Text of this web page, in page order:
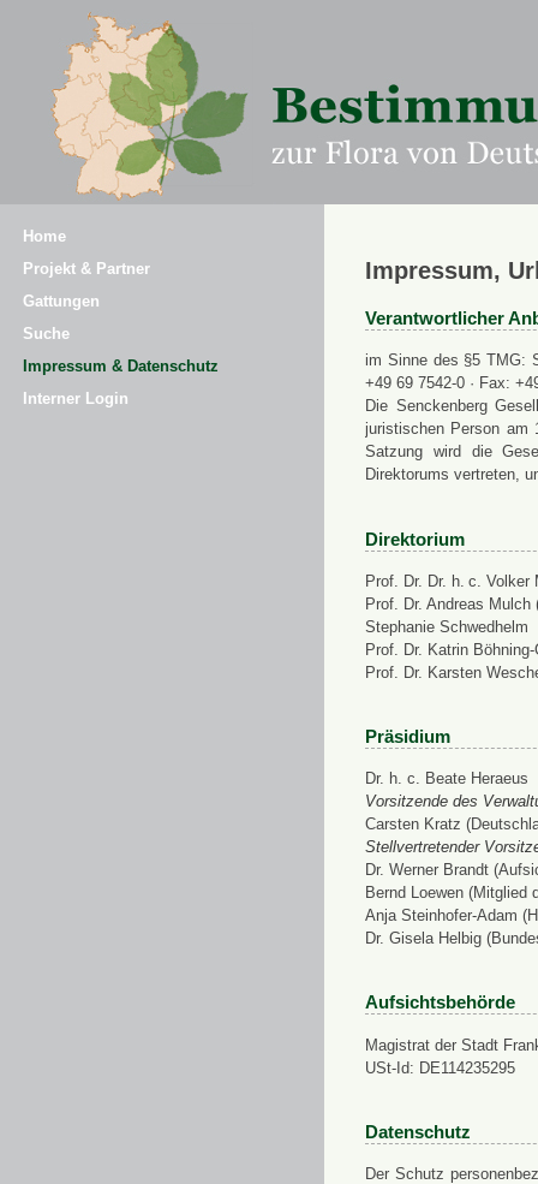
Home
Projekt & Partner
Gattungen
Suche
Impressum & Datenschutz
Interner Login
Impressum,
Verantwortlicher
im Sinne des §5 TMG:
+49 69 7542-0 · Fax:
Die Senckenberg
juristischen Person am
Satzung wird die
Direktorums vertreten,
Direktorium
Prof. Dr. Dr. h. c. Volker
Prof. Dr. Andreas
Stephanie Schwedhelm
Prof. Dr. Katrin
Prof. Dr. Karsten
Präsidium
Dr. h. c. Beate Heraeus
Vorsitzende des
Carsten Kratz
Stellvertretender
Dr. Werner Brandt
Bernd Loewen (Mitglied
Anja Steinhofer-Adam
Dr. Gisela Helbig
Aufsichtsbehörde
Magistrat der Stadt
USt-Id: DE114235295
Datenschutz
Der Schutz